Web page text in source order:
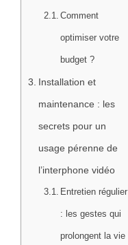
Comment
optimiser votre
budget ?
Installation et
maintenance : les
secrets pour un
usage pérenne de
l’interphone vidéo
Entretien régulier
: les gestes qui
prolongent la vie